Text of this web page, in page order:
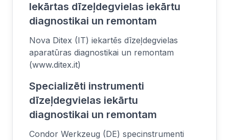
Iekārtas dīzeļdegvielas iekārtu
diagnostikai un remontam
Nova Ditex (IT) iekartēs dīzeļdegvielas
aparatūras diagnostikai un remontam
(www.ditex.it)
Specializēti instrumenti
dīzeļdegvielas iekārtu
diagnostikai un remontam
Condor Werkzeug (DE) specinstrumenti